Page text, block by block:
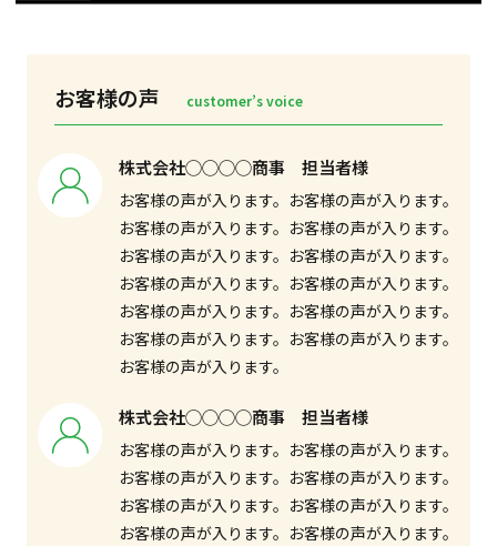
お客様の声 customer’s voice
株式会社◯◯◯◯商事 担当者様
お客様の声が入ります。お客様の声が入ります。
お客様の声が入ります。お客様の声が入ります。
お客様の声が入ります。お客様の声が入ります。
お客様の声が入ります。お客様の声が入ります。
お客様の声が入ります。お客様の声が入ります。
お客様の声が入ります。お客様の声が入ります。
お客様の声が入ります。
株式会社◯◯◯◯商事 担当者様
お客様の声が入ります。お客様の声が入ります。
お客様の声が入ります。お客様の声が入ります。
お客様の声が入ります。お客様の声が入ります。
お客様の声が入ります。お客様の声が入ります。